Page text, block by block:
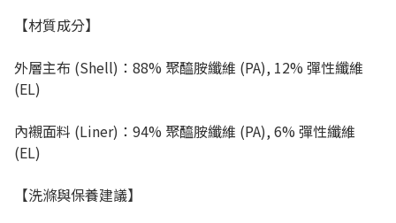
【材質成分】
外層主布 (Shell)：88% 聚醯胺纖維 (PA), 12% 彈性纖維
(EL)
內襯面料 (Liner)：94% 聚醯胺纖維 (PA), 6% 彈性纖維
(EL)
【洗滌與保養建議】